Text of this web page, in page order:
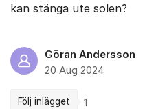
kan stänga ute solen?
Göran Andersson
20 Aug 2024
Följ inlägget 1